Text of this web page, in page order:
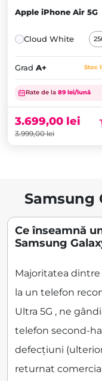
Apple iPhone Air 5G
Cloud White
Grad A+ Stoc
Rate de la 89 lei/lună
3.999,00lei
Prețul
inițial
fost:
3.999,00 lei.
3.699,00 lei
Prețul
este:
3.699,00 lei.
Samsung
Ce înseamnă
Samsung
Majoritatea dintre
la un telefon
Ultra 5G , ne
telefon second-
defecțiuni
returnat